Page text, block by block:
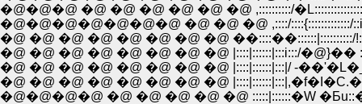
�@�@�@ �@ �@ �@ �@ �@ �@ ,::::::::::/
�@�@�@�@�@�@�@ �@ �@ �@ ,::::/::::{:::::::::::::/
�@ �@ �@ �@ �@ �@ �@ �@ ��::::��::::::|::::::::::/!:::|
�@ �@ �@ �@ �@ �@ �@ �@ |::::|::::::|:::i:::/�@}��
�@ �@ �@ �@ �@ �@ �@ �@ |::::|::::::|:::|/ -
�@ �@ �@ �@ �@ �@ �@ �@
�@�@�@�@ �@ �@ �@ �@ �@ :::::|::::::�W